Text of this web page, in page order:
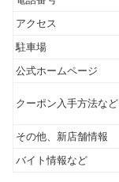
アクセス
駐車場
公式ホームページ
クーポン入手方法など
その他、新店舗情報
バイト情報など